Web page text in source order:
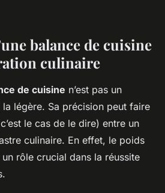
balance de cuisine
culinaire
de cuisine n’est pas un
légère. Sa précision peut faire
le cas de le dire) entre un
culinaire. En effet, le poids
rôle crucial dans la réussite